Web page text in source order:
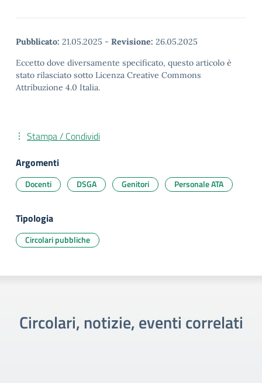
Pubblicato: 21.05.2025 - Revisione: 26.05.2025
Eccetto dove diversamente specificato, questo articolo è
stato rilasciato sotto Licenza Creative Commons
Attribuzione 4.0 Italia.
Stampa / Condividi
Argomenti
Docenti DSGA Genitori Personale ATA
Tipologia
Circolari pubbliche
Circolari, notizie, eventi correlati